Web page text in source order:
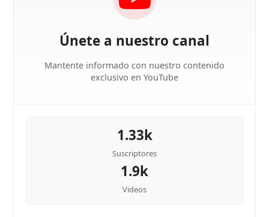
Únete a nuestro canal
Mantente informado con nuestro contenido
exclusivo en YouTube
1.33k
Suscriptores
1.9k
Videos